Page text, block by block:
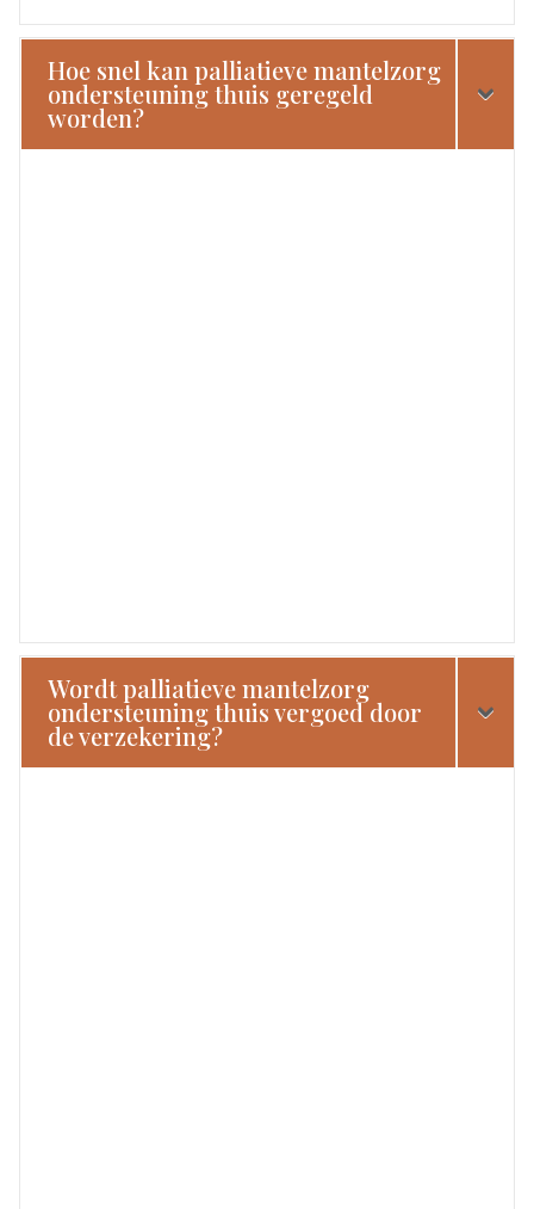
Hoe snel kan palliatieve mantelzorg
ondersteuning thuis geregeld
worden?
Wordt palliatieve mantelzorg
ondersteuning thuis vergoed door
de verzekering?